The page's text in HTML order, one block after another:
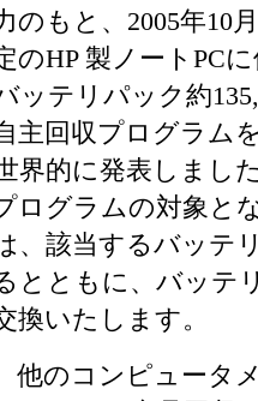
のもと、2005年10
のHP 製ノートPC
ッテリパック約
主回収プログラム
界的に発表しまし
ログラムの対象と
、該当するバッテ
とともに、バッテ
換いたします。
他のコンピュータ